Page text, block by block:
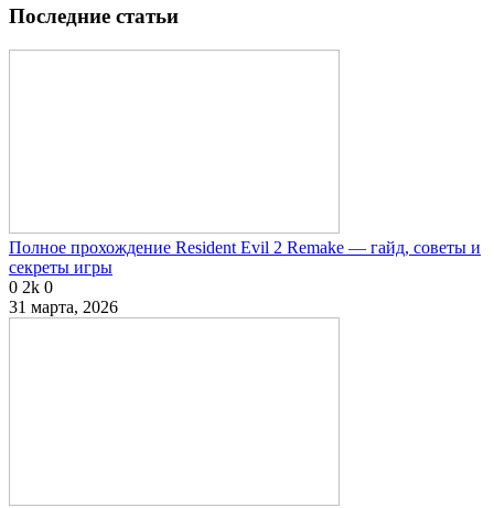
Последние статьи
Полное прохождение Resident Evil 2 Remake — гайд, советы и
секреты игры
0 2k 0
31 марта, 2026